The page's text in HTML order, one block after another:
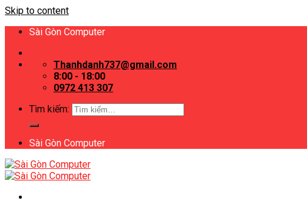
Skip to content
Sài Gòn Computer
Thanhdanh737@gmail.com
8:00 - 18:00
0972 413 307
Tìm kiếm:
Sài Gòn Computer